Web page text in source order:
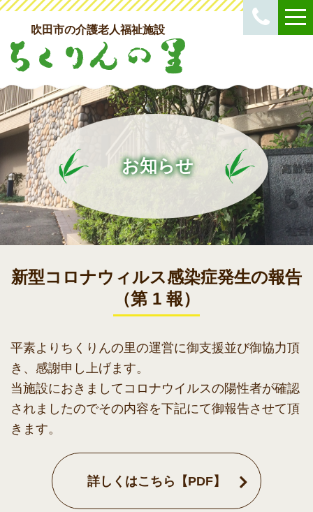
吹田市の介護老人福祉施設
お知らせ
新型コロナウィルス感染症発生の報告
（第 1 報）
平素よりちくりんの里の運営に御支援並び御協力頂
き、感謝申し上げます。
当施設におきましてコロナウイルスの陽性者が確認
されましたのでその内容を下記にて御報告させて頂
きます。
詳しくはこちら【PDF】